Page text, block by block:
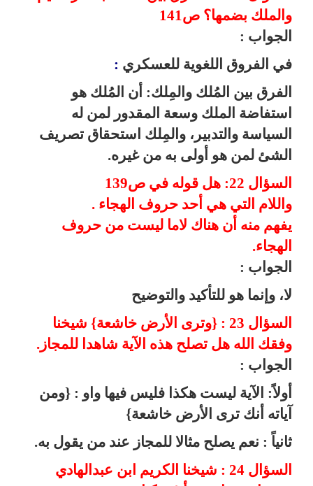
والملك بضمها؟ ص141
الجواب :
في الفروق اللغوية للعسكري :
الفرق بين المُلك والمِلك: أن المُلك هو
استفاضة الملك وسعة المقدور لمن له
السياسة والتدبير، والمِلك استحقاق تصريف
الشئ لمن هو أولى به من غيره.
السؤال 22: هل قوله في ص139
واللام التي هي أحد حروف الهجاء .
يفهم منه أن هناك لاما ليست من حروف
الهجاء.
الجواب :
لا، وإنما هو للتأكيد والتوضيح
السؤال 23 : {وترى الأرض خاشعة} شيخنا
وفقك الله هل تصلح هذه الآية شاهدا للمجاز.
الجواب :
أولاً: الآية ليست هكذا فليس فيها واو : {ومن
آياته أنك ترى الأرض خاشعة}
ثانياً : نعم يصلح مثالا للمجاز عند من يقول به.
السؤال 24 : شيخنا الكريم ابن عبدالهادي